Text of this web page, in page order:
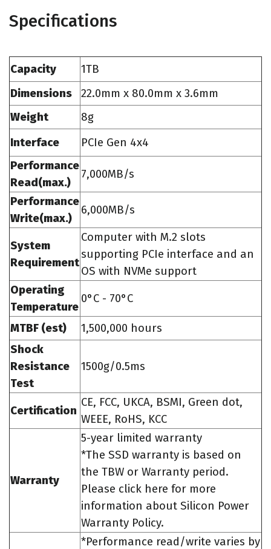
Specifications
Capacity
1TB
Dimensions
22.0mm x 80.0mm x 3.6mm
Weight
8g
Interface
PCIe Gen 4x4
Performance
Read(max.)
7,000MB/s
Performance
Write(max.)
6,000MB/s
System
Requirement
Computer with M.2 slots
supporting PCIe interface and an
OS with NVMe support
Operating
Temperature
0°C - 70°C
MTBF (est)
1,500,000 hours
Shock
Resistance
Test
1500g/0.5ms
Certification
CE, FCC, UKCA, BSMI, Green dot,
WEEE, RoHS, KCC
Warranty
5-year limited warranty
*The SSD warranty is based on
the TBW or Warranty period.
Please click here for more
information about Silicon Power
Warranty Policy.
*Performance read/write varies by